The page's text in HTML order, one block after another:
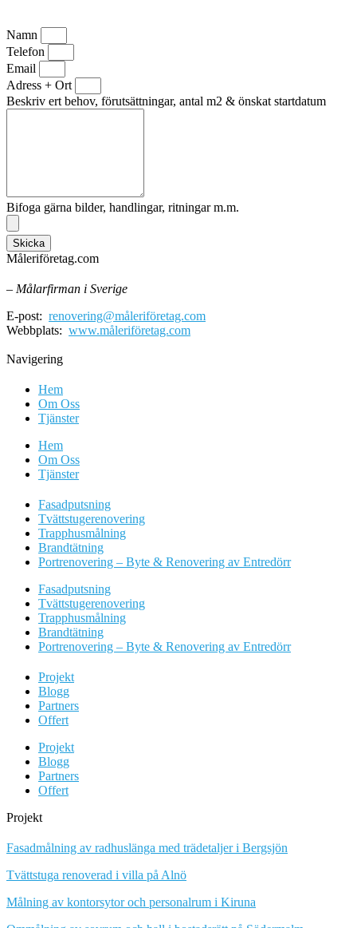
Namn
Telefon
Email
Adress + Ort
Beskriv ert behov, förutsättningar, antal m2 & önskat startdatum
Bifoga gärna bilder, handlingar, ritningar m.m.
Skicka
Måleriföretag.com
– Målarfirman i Sverige
E-post: renovering@måleriföretag.com
Webbplats: www.måleriföretag.com
Navigering
Hem
Om Oss
Tjänster
Hem
Om Oss
Tjänster
Fasadputsning
Tvättstugerenovering
Trapphusmålning
Brandtätning
Portrenovering – Byte & Renovering av Entredörr
Fasadputsning
Tvättstugerenovering
Trapphusmålning
Brandtätning
Portrenovering – Byte & Renovering av Entredörr
Projekt
Blogg
Partners
Offert
Projekt
Blogg
Partners
Offert
Projekt
Fasadmålning av radhuslänga med trädetaljer i Bergsjön
Tvättstuga renoverad i villa på Alnö
Målning av kontorsytor och personalrum i Kiruna